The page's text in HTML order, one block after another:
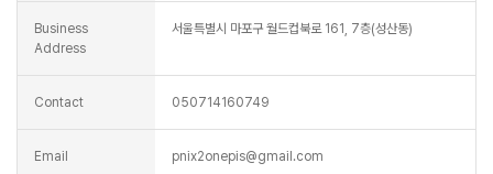
Business
Address
서울특별시 마포구 월드컵북로 161, 7층(성산동)
Contact 050714160749
Email pnix2onepis@gmail.com